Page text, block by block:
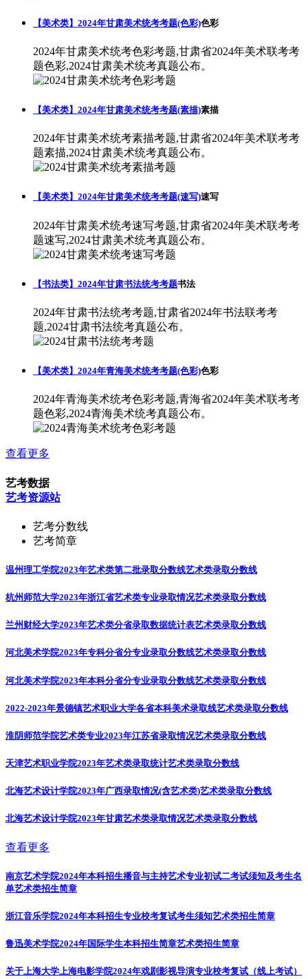
【美术类】2024年甘肃美术统考考题(色彩)色彩
2024年甘肃美术统考色彩考题,甘肃省2024年美术联考考
题色彩,2024甘肃美术统考真题公布。
【美术类】2024年甘肃美术统考考题(素描)素描
2024年甘肃美术统考素描考题,甘肃省2024年美术联考考
题素描,2024甘肃美术统考真题公布。
【美术类】2024年甘肃美术统考考题(速写)速写
2024年甘肃美术统考速写考题,甘肃省2024年美术联考考
题速写,2024甘肃美术统考真题公布。
【书法类】2024年甘肃书法统考考题书法
2024年甘肃书法统考考题,甘肃省2024年书法联考考
题,2024甘肃书法统考真题公布。
【美术类】2024年青海美术统考考题(色彩)色彩
2024年青海美术统考色彩考题,青海省2024年美术联考考
题色彩,2024青海美术统考真题公布。
查看更多
艺考数据
艺考资源站
艺考分数线
艺考简章
温州理工学院2023年艺术类第二批录取分数线艺术类录取分数线
杭州师范大学2023年浙江省艺术类专业录取情况艺术类录取分数线
兰州财经大学2023年艺术类分省录取数据统计表艺术类录取分数线
河北美术学院2023年专科分省分专业录取分数线艺术类录取分数线
河北美术学院2023年本科分省分专业录取分数线艺术类录取分数线
2022-2023年景德镇艺术职业大学各省本科美术录取线艺术类录取分数线
淮阴师范学院艺术类专业2023年江苏省录取情况艺术类录取分数线
天津艺术职业学院2023年艺术类录取统计艺术类录取分数线
北海艺术设计学院2023年广西录取情况(含艺术类)艺术类录取分数线
北海艺术设计学院2023年甘肃艺术类录取情况艺术类录取分数线
查看更多
南京艺术学院2024年本科招生播音与主持艺术专业初试二考试须知及考生名
单艺术类招生简章
浙江音乐学院2024年本科招生专业校考复试考生须知艺术类招生简章
鲁迅美术学院2024年国际学生本科招生简章艺术类招生简章
关于上海大学上海电影学院2024年戏剧影视导演专业校考复试（线上考试）